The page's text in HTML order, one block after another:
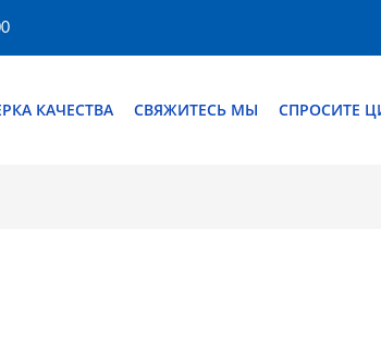
КАЧЕСТВА СВЯЖИТЕСЬ МЫ СПРОСИТЕ